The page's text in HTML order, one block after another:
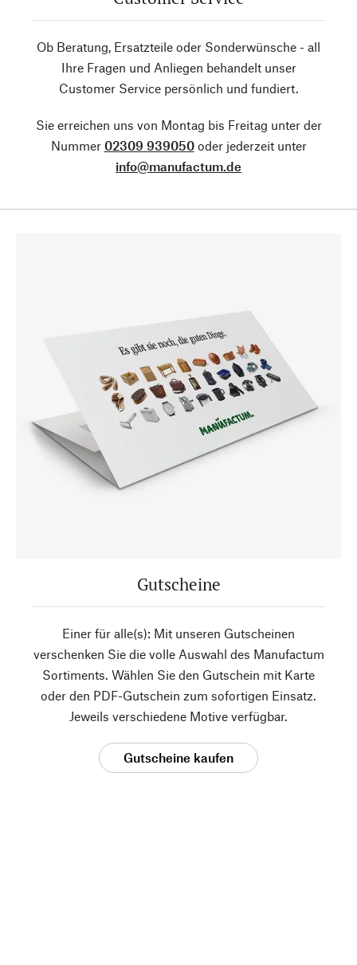
Ob Beratung, Ersatzteile oder Sonderwünsche - all
Ihre Fragen und Anliegen behandelt unser
Customer Service persönlich und fundiert.
Sie erreichen uns von Montag bis Freitag unter der
Nummer 02309 939050oder jederzeit unter
info@manufactum.de
Gutscheine
Einer für alle(s): Mit unseren Gutscheinen
verschenken Sie die volle Auswahl des Manufactum
Sortiments. Wählen Sie den Gutschein mit Karte
oder den PDF-Gutschein zum sofortigen Einsatz.
Jeweils verschiedene Motive verfügbar.
Gutscheine kaufen